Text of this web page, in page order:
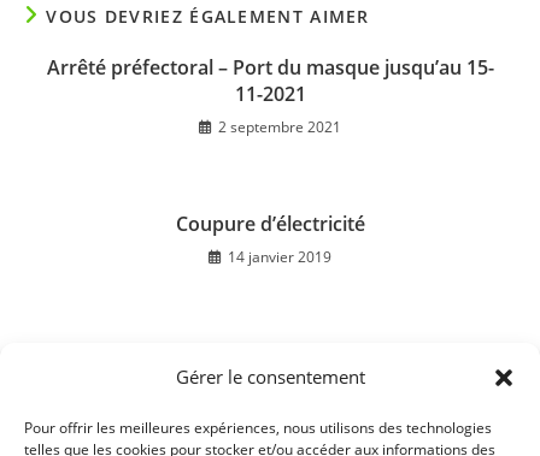
Gérer le consentement
Pour offrir les meilleures expériences, nous utilisons des technologies
telles que les cookies pour stocker et/ou accéder aux informations des
VOUS DEVRIEZ ÉGALEMENT AIMER
Arrêté préfectoral – Port du masque jusqu’au 15-
11-2021
2 septembre 2021
Coupure d’électricité
14 janvier 2019
Procédure de signalement du Frelon asiatique en
9 septembre 2021